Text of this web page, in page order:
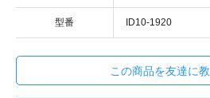
型番 ID10-1920
この商品を友達に